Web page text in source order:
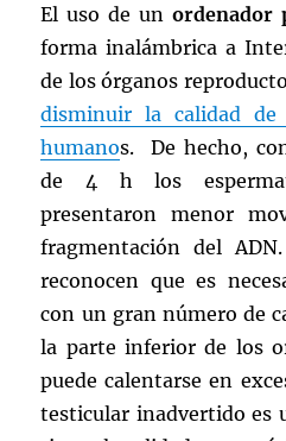
El uso de un ordenador
forma inalámbrica a
de los órganos
disminuir la calidad de
humanos. De hecho,
de 4 h los
presentaron menor
fragmentación del
reconocen que es
con un gran número de
la parte inferior de los
puede calentarse en
testicular inadvertido es